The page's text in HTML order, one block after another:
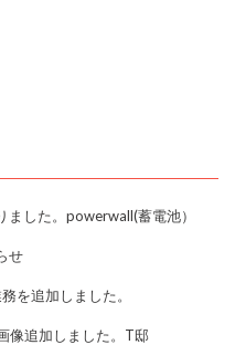
した。powerwall(蓄電池）
せ
を追加しました。
像追加しました。T邸